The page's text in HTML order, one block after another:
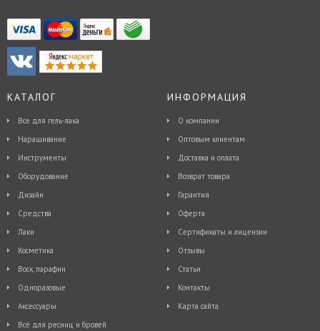
КАТАЛОГ
Все для гель-лака
Наращивание
Инструменты
Оборудование
Дизайн
Средства
Лаки
Косметика
Воск, парафин
Одноразовые
Аксессуары
Всё для ресниц и бровей
ИНФОРМАЦИЯ
О компании
Оптовым клиентам
Доставка и оплата
Возврат товара
Гарантия
Оферта
Сертификаты и лицензии
Отзывы
Статьи
Контакты
Карта сайта